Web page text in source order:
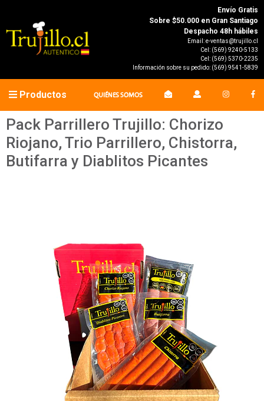
Envío Gratis
Sobre $50.000 en Gran Santiago
Despacho 48h hábiles
Email:e-ventas@trujillo.cl
Cel: (569) 9240-5133
Cel: (569) 5370-2235
Información sobre su pedido: (569) 9541-5839
Productos QUIÉNES SOMOS
Pack Parrillero Trujillo: Chorizo
Riojano, Trio Parrillero, Chistorra,
Butifarra y Diablitos Picantes